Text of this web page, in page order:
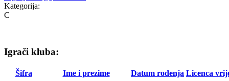
Kategorija:
C
Igrači kluba:
Šifra Ime i prezime Datum rođenja Licenca